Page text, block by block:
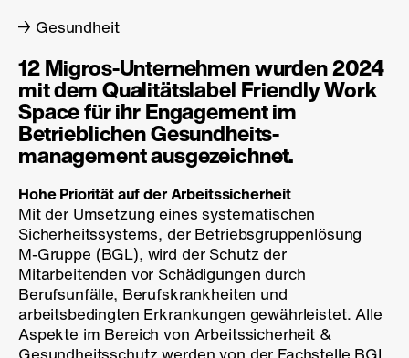
Gesundheit
12 Migros-Unternehmen wurden 2024
mit dem Qualitätslabel Friendly Work
Space für ihr Engagement im
Betrieblichen Gesundheits­
management ausgezeichnet.
Hohe Priorität auf der Arbeitssicherheit
Mit der Umsetzung eines systematischen
Sicherheitssystems, der Betriebs­gruppen­lösung
M-Gruppe (BGL), wird der Schutz der
Mitarbeitenden vor Schädigungen durch
Berufsunfälle, Berufskrankheiten und
arbeitsbedingten Erkrankungen gewährleistet. Alle
Aspekte im Bereich von Arbeitssicherheit &